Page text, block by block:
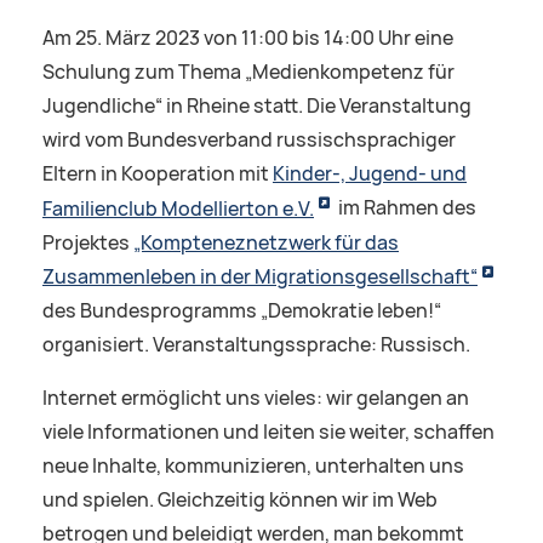
Am 25. März 2023 von 11:00 bis 14:00 Uhr eine
Schulung zum Thema „Medienkompetenz für
Jugendliche“ in Rheinestatt. Die Veranstaltung
wird vom Bundesverband russischsprachiger
Eltern in Kooperation mit Kinder-, Jugend- und
Familienclub Modellierton e.V.
im Rahmen des
Projektes „Kompteneznetzwerk für das
Zusammenleben in der Migrationsgesellschaft“
des Bundesprogramms „Demokratie leben!“
organisiert. Veranstaltungssprache: Russisch.
Internet ermöglicht uns vieles: wir gelangen an
viele Informationen und leiten sie weiter, schaffen
neue Inhalte, kommunizieren, unterhalten uns
und spielen. Gleichzeitig können wir im Web
betrogen und beleidigt werden, man bekommt